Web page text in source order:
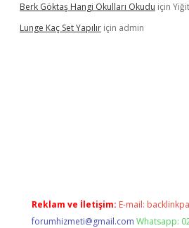
Berk Göktaş Hangi Okulları Okudu için
Lunge Kaç Set Yapılır için admin
Reklam ve İletişim: E-mail:
forumhizmeti@gmail.com Whatsapp: